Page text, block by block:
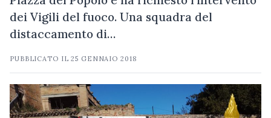
dei Vigili del fuoco. Una squadra del
distaccamento di…
PUBBLICATO IL25 GENNAIO 2018